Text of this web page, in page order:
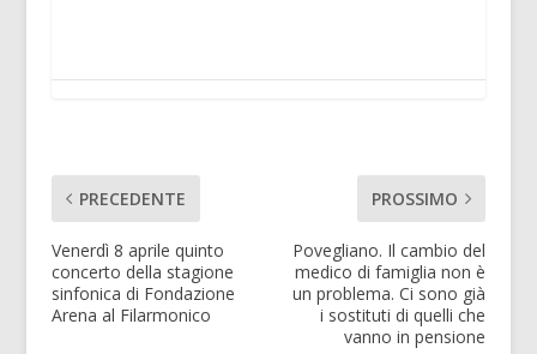
PRECEDENTE
Venerdì 8 aprile quinto
concerto della stagione
sinfonica di Fondazione
Arena al Filarmonico
PROSSIMO
Povegliano. Il cambio del
medico di famiglia non è
un problema. Ci sono già
i sostituti di quelli che
vanno in pensione